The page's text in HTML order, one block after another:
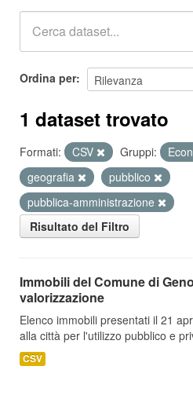
Ordina per
1 dataset trovato
Formati: CSV Gruppi:
geografia
pubblico
pubblica-amministrazione
Risultato del Filtro
Immobili del Comune di
valorizzazione
Elenco immobili presentati il 21
alla città per l'utilizzo pubblico e
CSV